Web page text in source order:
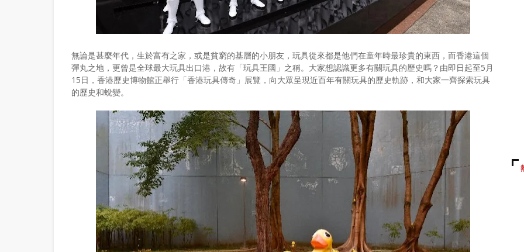
無論是甚麼年代，生於富有之家，或是貧窮的基層的小朋友，玩具從來都是他們在童年時最珍貴的東西，而香港這個
彈丸之地，更曾是全球最大玩具出口港，故有「玩具王國」之稱。大家想認識更多有關玩具的歷史嗎？由即日起至5月
15日，香港歷史博物館正舉行「香港玩具傳奇」展覽，向大眾呈現近百年有關玩具的歷史軌跡，和大家一齊探索玩具
的歷史和蛻變。